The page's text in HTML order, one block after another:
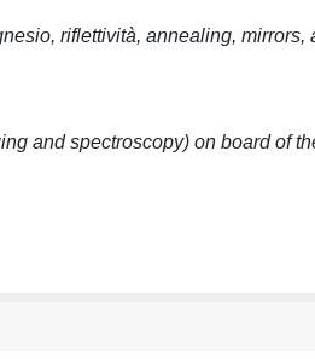
riflettività, annealing,
and spectroscopy) on board of